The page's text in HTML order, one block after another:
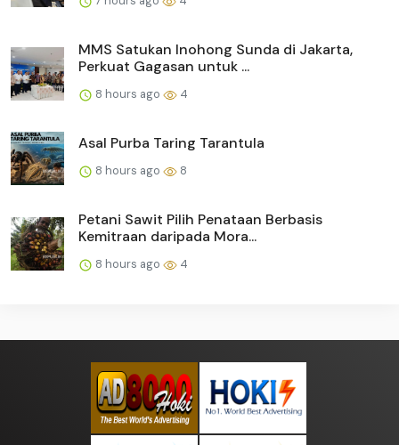
MMS Satukan Inohong Sunda di Jakarta,
Perkuat Gagasan untuk ...
8 hours ago 4
Asal Purba Taring Tarantula
8 hours ago 8
Petani Sawit Pilih Penataan Berbasis
Kemitraan daripada Mora...
8 hours ago 4